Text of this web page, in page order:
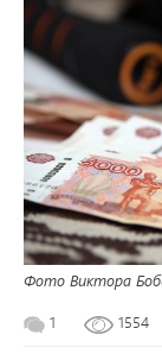
Фото Виктора
1 1554